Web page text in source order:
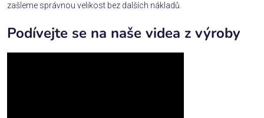
zašleme správnou velikost bez dalších nákladů.
Podívejte se na naše videa z výroby